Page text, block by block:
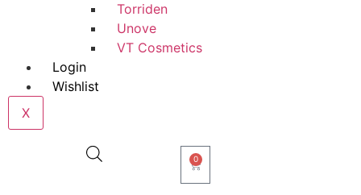
Torriden
Unove
VT Cosmetics
Login
Wishlist
X
0